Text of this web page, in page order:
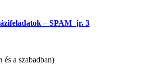
– SPAM_jr. 3
a szabadban)